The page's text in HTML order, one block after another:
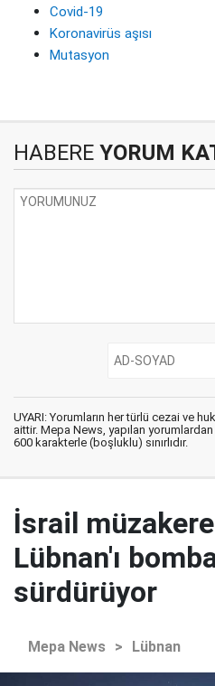
Covid-19
Koronavirüs aşısı
Mutasyon
HABERE YORUM
UYARI: Yorumların her türlü cezai ve
aittir. Mepa News, yapılan
600 karakterle (boşluklu) sınırlıdır.
İsrail
Lübnan'ı
sürdürüyor
Mepa News > Lübnan